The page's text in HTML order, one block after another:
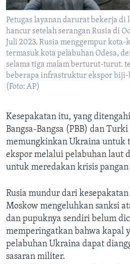
Petugas layanan darurat bekerja di
hancur setelah serangan Rusia di
Juli 2023. Rusia menggempur
termasuk kota pelabuhan Odesa,
selama tiga malam berturut-turut.
beberapa infrastruktur ekspor
(Foto: AP)
Kesepakatan itu, yang
Bangsa-Bangsa (PBB) dan
memungkinkan Ukraina untuk
ekspor melalui pelabuhan laut
untuk meredakan krisis pangan
Rusia mundur dari
Moskow mengeluhkan sanksi
dan pupuknya sendiri belum
memperingatkan bahwa kapal
pelabuhan Ukraina dapat
sasaran militer.